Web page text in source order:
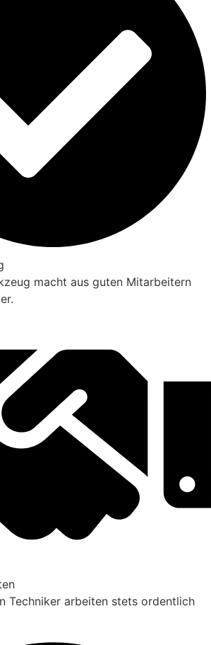
macht aus guten Mitarbeitern
Techniker arbeiten stets ordentlich